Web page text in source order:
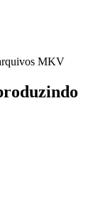
MKV